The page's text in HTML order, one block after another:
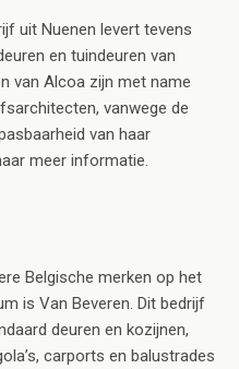
uit Nuenen levert tevens
en tuindeuren van
van Alcoa zijn met name
vanwege de
van haar
meer informatie.
Belgische merken op het
is Van Beveren. Dit bedrijf
deuren en kozijnen,
carports en balustrades